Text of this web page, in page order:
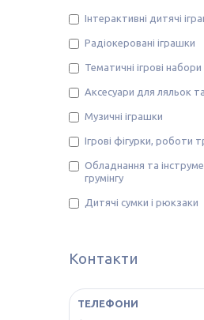
Інтерактивні дитячі
Радіокеровані іграшки
Тематичні ігрові набори
Аксесуари для ляльок та
Музичні іграшки
Ігрові фігурки, роботи
Обладнання та
грумінгу
Дитячі сумки і рюкзаки
Контакти